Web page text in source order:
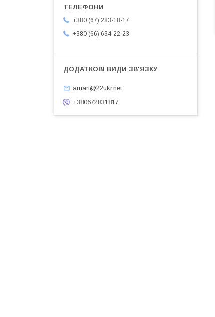
+380 (67) 283-18-17
+380 (66) 634-22-23
amari@22ukr.net
+380672831817